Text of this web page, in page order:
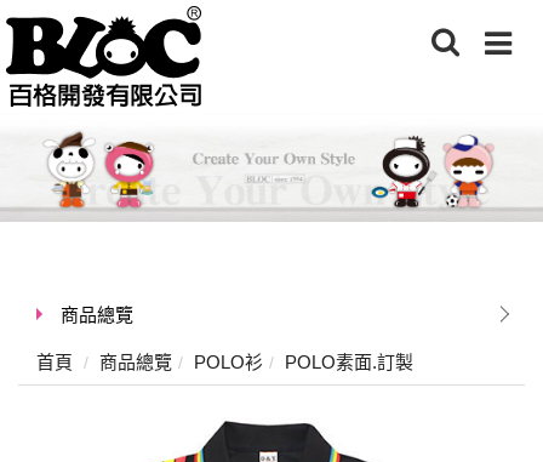
商品總覽
首頁 商品總覽 POLO衫 POLO素面.訂製